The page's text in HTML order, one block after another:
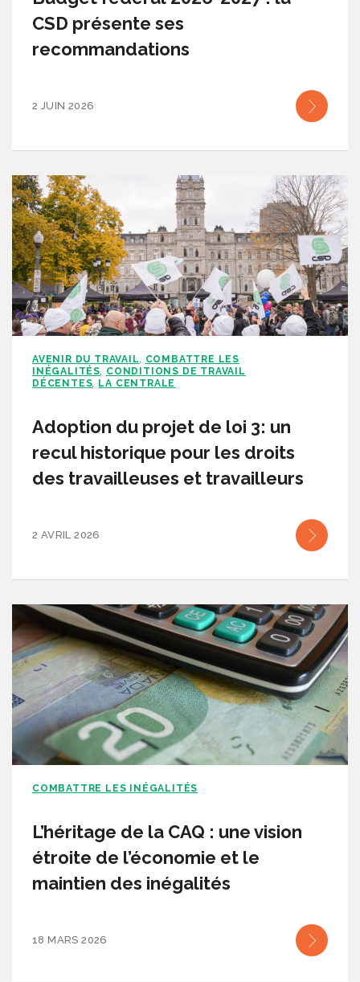
CSD présente ses
recommandations
2 JUIN 2026
AVENIR DU TRAVAIL,
COMBATTRE LES
INÉGALITÉS,
CONDITIONS DE TRAVAIL
DÉCENTES, LA CENTRALE
Adoption du projet de loi 3: un
recul historique pour les droits
des travailleuses et travailleurs
2 AVRIL 2026
COMBATTRE LES INÉGALITÉS
L’héritage de la CAQ : une vision
étroite de l’économie et le
maintien des inégalités
18 MARS 2026